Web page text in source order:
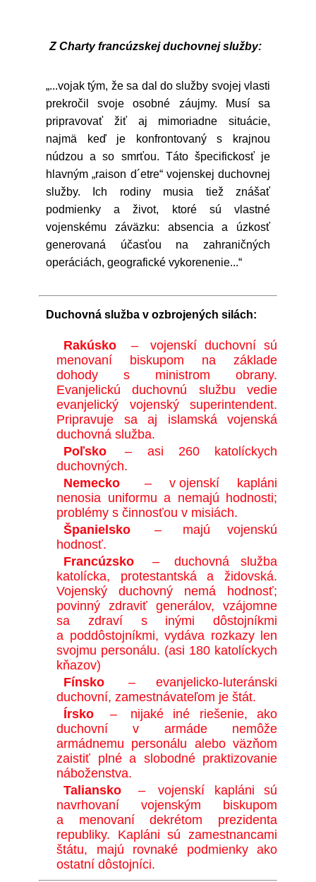
Z Charty francúzskej duchovnej služby:
„...vojak tým, že sa dal do služby svojej vlasti
prekročil svoje osobné záujmy. Musí sa
pripravovať žiť aj mimoriadne situácie,
najmä keď je konfrontovaný s krajnou
núdzou a so smrťou. Táto špecifickosť je
hlavným „raison d´etre“ vojenskej duchovnej
služby. Ich rodiny musia tiež znášať
podmienky a život, ktoré sú vlastné
vojenskému záväzku: absencia a úzkosť
generovaná účasťou na zahraničných
operáciách, geografické vykorenenie...“
Duchovná služba v ozbrojených silách:
Rakúsko –
vojenskí duchovní sú
menovaní biskupom na základe
dohody s ministrom obrany.
Evanjelickú duchovnú službu vedie
evanjelický vojenský superintendent.
Pripravuje sa aj islamská vojenská
duchovná služba.
Poľsko
– asi 260 katolíckych
duchovných.
Nemecko
– v ojenskí kapláni
nenosia uniformu a nemajú hodnosti;
problémy s činnosťou v misiách.
Španielsko
–
majú vojenskú
hodnosť.
Francúzsko
–
duchovná služba
katolícka, protestantská a židovská.
Vojenský duchovný nemá hodnosť;
povinný zdraviť generálov, vzájomne
sa zdraví s inými dôstojníkmi
a poddôstojníkmi, vydáva rozkazy len
svojmu personálu. (asi 180 katolíckych
kňazov)
Fínsko
–
evanjelicko-luteránski
duchovní, zamestnávateľom je štát.
Írsko
–
nijaké iné riešenie, ako
duchovní v armáde nemôže
armádnemu personálu alebo väzňom
zaistiť plné a slobodné praktizovanie
náboženstva.
Taliansko
–
vojenskí kapláni sú
navrhovaní vojenským biskupom
a menovaní dekrétom prezidenta
republiky. Kapláni sú zamestnancami
štátu, majú rovnaké podmienky ako
ostatní dôstojníci.